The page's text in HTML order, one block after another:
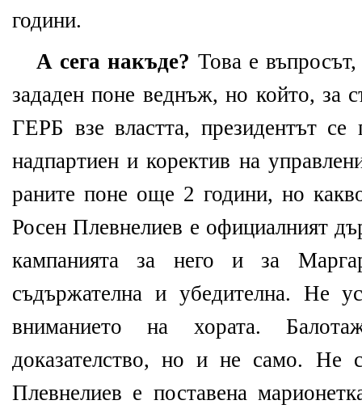
години.
А сега накъде? Това е
зададен поне веднъж, но който, за
ГЕРБ взе властта, президентът
надпартиен и коректив на
раните поне още 2 години, но
Росен Плевнелиев е официалният
кампанията за него и за
съдържателна и убедителна. Не
вниманието на хората.
доказателство, но и не само. Не
Плевнелиев е поставена